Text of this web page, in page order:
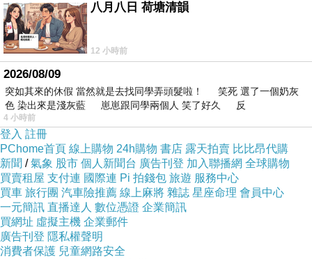
八月八日 荷塘清韻
12 小時前
2026/08/09
突如其來的休假 當然就是去找同學弄頭髮啦！ 笑死 選了一個奶灰
色 染出來是淺灰藍 崽崽跟同學兩個人 笑了好久 反
4 小時前
登入 註冊
PChome首頁 線上購物 24h購物 書店 露天拍賣 比比昂代購
新聞 /氣象 股市 個人新聞台 廣告刊登 加入聯播網 全球購物
買賣租屋 支付連 國際連 Pi 拍錢包 旅遊 服務中心
買車 旅行團 汽車險推薦 線上麻將 雜誌 星座命理 會員中心
一元簡訊 直播達人 數位憑證 企業簡訊
買網址 虛擬主機 企業郵件
廣告刊登 隱私權聲明
消費者保護 兒童網路安全